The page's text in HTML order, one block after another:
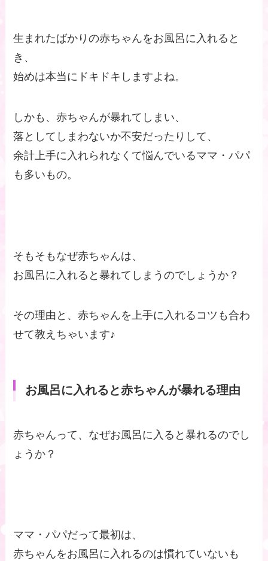
生まれたばかりの赤ちゃんをお風呂に入れると
き、
始めは本当にドキドキしますよね。
しかも、赤ちゃんが暴れてしまい、
落としてしまわないか不安だったりして、
余計上手に入れられなくて悩んでいるママ・パパ
も多いもの。
そもそもなぜ赤ちゃんは、
お風呂に入れると暴れてしまうのでしょうか？
その理由と、赤ちゃんを上手に入れるコツも合わ
せて教えちゃいます♪
お風呂に入れると赤ちゃんが暴れる理由
赤ちゃんって、なぜお風呂に入ると暴れるのでし
ょうか？
ママ・パパだって最初は、
赤ちゃんをお風呂に入れるのは慣れていないも